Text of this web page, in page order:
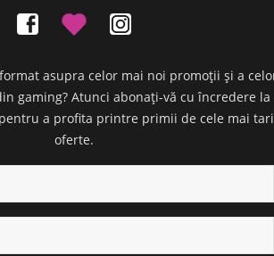
asupra celor mai noi promoții și a
gaming? Atunci abonați-vă cu încredere la
a profita printre primii de cele mai tari
oferte.